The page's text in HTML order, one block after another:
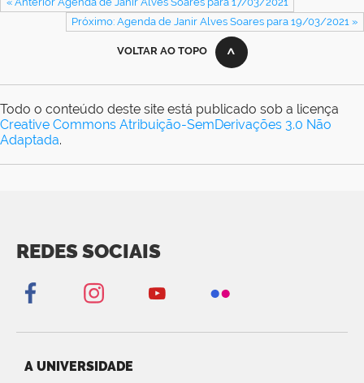
Próximo: Agenda de Janir Alves Soares para 19/03/2021 »
VOLTAR AO TOPO
Todo o conteúdo deste site está publicado sob a licença
Creative Commons Atribuição-SemDerivações 3.0 Não
Adaptada.
REDES SOCIAIS
A UNIVERSIDADE